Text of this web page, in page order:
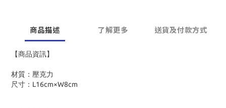
商品描述 了解更多 送貨及付款方式
【商品資訊】
材質：壓克力
尺寸：L16cm×W8cm